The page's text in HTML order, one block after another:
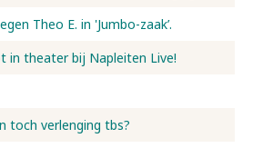
Theo E. in 'Jumbo-zaak’.
in theater bij Napleiten Live!
toch verlenging tbs?